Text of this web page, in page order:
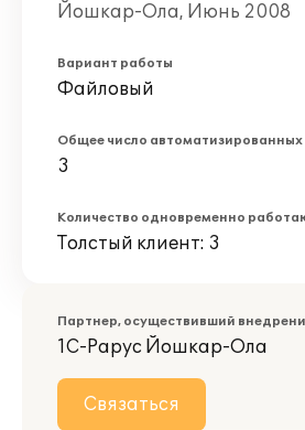
Йошкар-Ола, Июнь 2008
Вариант работы
Файловый
Общее число автоматизированных
3
Количество одновременно
Толстый клиент: 3
Партнер, осуществивший
1С-Рарус Йошкар-Ола
Связаться